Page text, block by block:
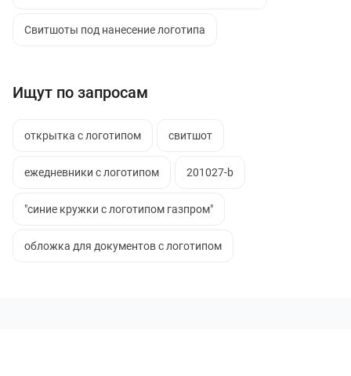
Свитшоты под нанесение логотипа
Ищут по запросам
открытка с логотипом свитшот
ежедневники с логотипом 201027-b
"синие кружки с логотипом газпром"
обложка для документов с логотипом